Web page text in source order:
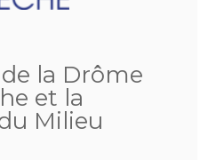
la Drôme
et la
Milieu